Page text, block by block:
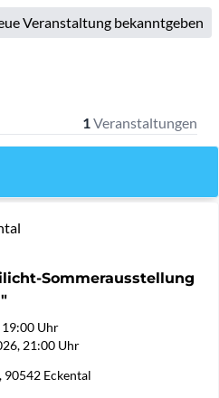
Veranstaltung bekanntgeben
1Veranstaltungen
Sommerausstellung
19:00 Uhr
21:00 Uhr
90542 Eckental